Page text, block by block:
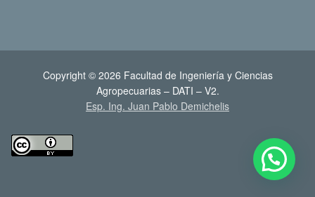
Copyright © 2026 Facultad de Ingeniería y Ciencias
Agropecuarias – DATI – V2.
Esp. Ing. Juan Pablo Demichelis